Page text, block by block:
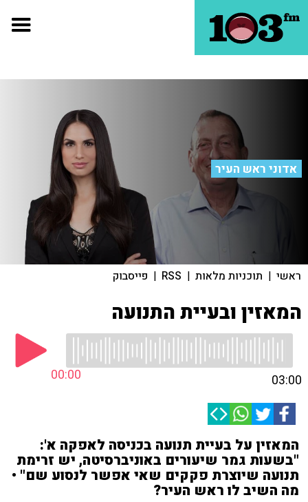
אדוני ראש העיר
ראשי | תוכניות מלאות |
RSS
| פייסבוק
המאזין ובעיית התנועה
00:00 03:00
המאזין על בעיית תנועה בכניסה לאפקה א':
"בשעות גמר שיעורים באוניברסיטה, יש זרימת
תנועה שיוצרת פקקים שאי אפשר לנסוע שם" •
מה השיב לו ראש העיר?